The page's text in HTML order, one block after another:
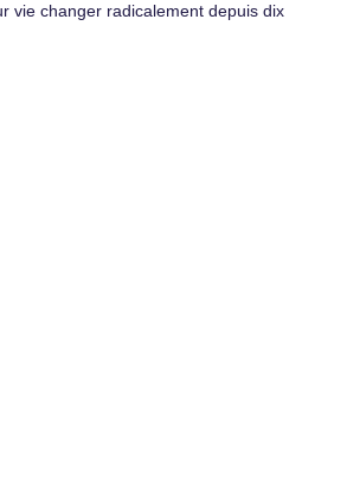
vie changer radicalement depuis dix